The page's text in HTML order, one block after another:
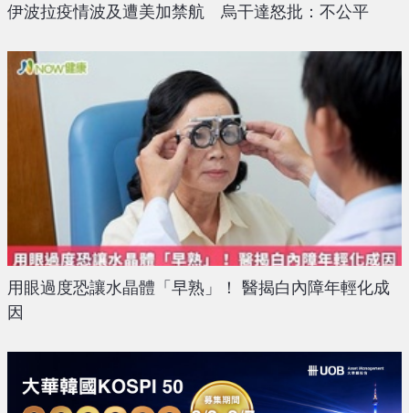
伊波拉疫情波及遭美加禁航 烏干達怒批：不公平
用眼過度恐讓水晶體「早熟」！ 醫揭白內障年輕化成
因